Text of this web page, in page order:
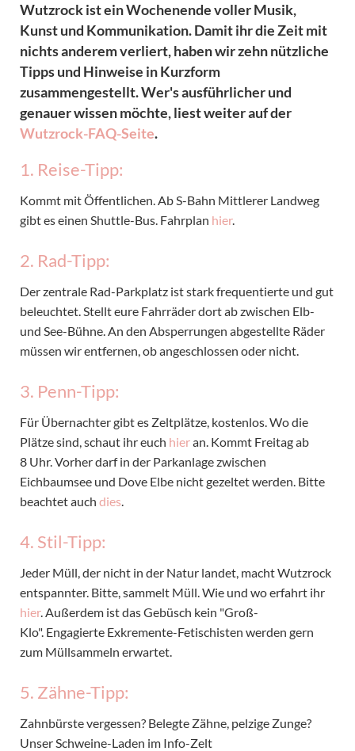
Wutzrock ist ein Wochenende voller Musik,
Kunst und Kommunikation. Damit ihr die Zeit mit
nichts anderem verliert, haben wir zehn nützliche
Tipps und Hinweise in Kurzform
zusammengestellt. Wer's ausführlicher und
genauer wissen möchte, liest weiter auf der
Wutzrock-FAQ-Seite.
1. Reise-Tipp:
Kommt mit Öffentlichen. Ab S-Bahn Mittlerer Landweg
gibt es einen Shuttle-Bus. Fahrplan hier.
2. Rad-Tipp:
Der zentrale Rad-Parkplatz ist stark frequentierte und gut
beleuchtet. Stellt eure Fahrräder dort ab zwischen Elb-
und See-Bühne. An den Absperrungen abgestellte Räder
müssen wir entfernen, ob angeschlossen oder nicht.
3. Penn-Tipp:
Für Übernachter gibt es Zeltplätze, kostenlos. Wo die
Plätze sind, schaut ihr euch hieran. Kommt Freitag ab
8 Uhr. Vorher darf in der Parkanlage zwischen
Eichbaumsee und Dove Elbe nicht gezeltet werden. Bitte
beachtet auch dies
4. Stil-Tipp:
Jeder Müll, der nicht in der Natur landet, macht Wutzrock
entspannter. Bitte, sammelt Müll. Wie und wo erfahrt ihr
hier. Außerdem ist das Gebüsch kein "Groß-
Klo". Engagierte Exkremente-Fetischisten werden gern
zum Müllsammeln erwartet.
5. Zähne-Tipp:
Zahnbürste vergessen? Belegte Zähne, pelzige Zunge?
Unser Schweine-Laden im Info-Zelt